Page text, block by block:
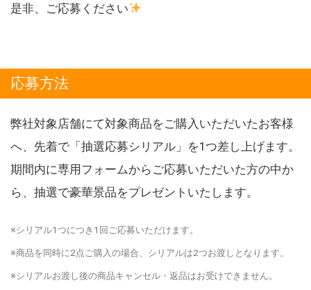
是非、ご応募ください
応募方法
弊社対象店舗にて対象商品をご購入いただいたお客様
へ、先着で「抽選応募シリアル」を1つ差し上げます。
期間内に専用フォームからご応募いただいた方の中か
ら、抽選で豪華景品をプレゼントいたします。
※シリアル1つにつき1回ご応募いただけます。
※商品を同時に2点ご購入の場合、シリアルは2つお渡しとなります。
※シリアルお渡し後の商品キャンセル・返品はお受けできません。